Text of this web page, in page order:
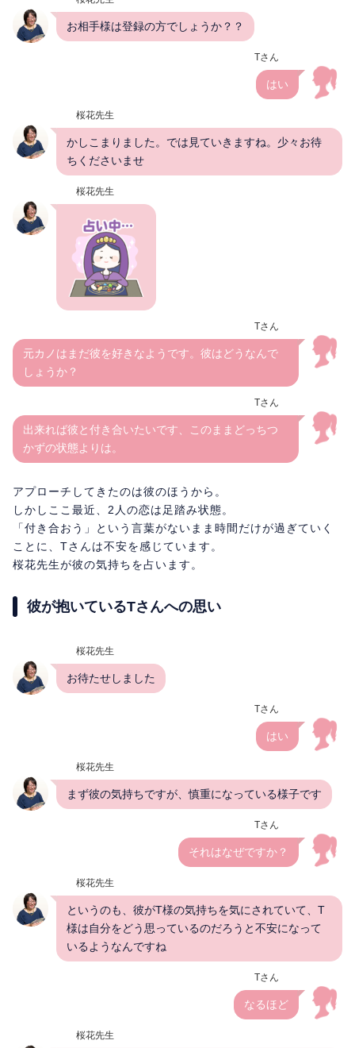
お相手様は登録の方でしょうか？？
Tさん
はい
桜花先生
かしこまりました。では見ていきますね。少々お待
ちくださいませ
桜花先生
Tさん
元カノはまだ彼を好きなようです。彼はどうなんで
しょうか？
Tさん
出来れば彼と付き合いたいです、このままどっちつ
かずの状態よりは。
アプローチしてきたのは彼のほうから。
しかしここ最近、2人の恋は足踏み状態。
「付き合おう」という言葉がないまま時間だけが過ぎていく
ことに、Tさんは不安を感じています。
桜花先生が彼の気持ちを占います。
彼が抱いているTさんへの思い
桜花先生
お待たせしました
Tさん
はい
桜花先生
まず彼の気持ちですが、慎重になっている様子です
Tさん
それはなぜですか？
桜花先生
というのも、彼がT様の気持ちを気にされていて、T
様は自分をどう思っているのだろうと不安になって
いるようなんですね
Tさん
なるほど
桜花先生